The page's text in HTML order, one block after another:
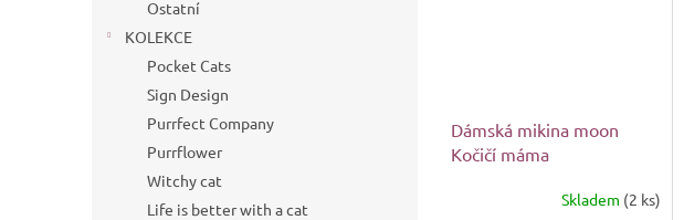
Ostatní
KOLEKCE
Pocket Cats
Sign Design
Purrfect Company
Purrflower
Witchy cat
Life is better with a cat
Dámská mikina moon
Kočičí máma
Skladem (2 ks)